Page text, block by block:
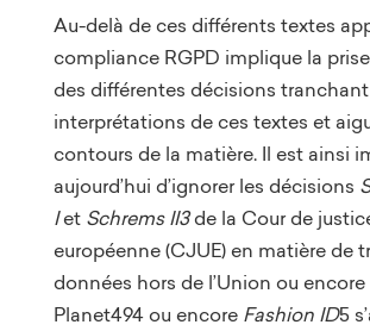
Au-delà de ces différents textes
compliance RGPD implique la
des différentes décisions
interprétations de ces textes et
contours de la matière. Il est ainsi
aujourd’hui d’ignorer les décisions
Iet Schrems II3de la Cour de
européenne (CJUE) en matière de
données hors de l’Union ou encore
Planet494 ou encore Fashion ID5